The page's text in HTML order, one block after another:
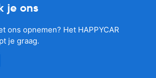
je ons
ons opnemen? Het HAPPYCAR
je graag.